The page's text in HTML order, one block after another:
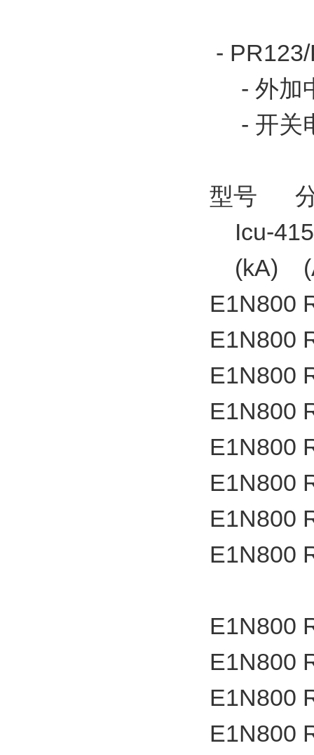
-
- 外加
- 开关
型号 分
Icu-
(kA)
E1N800
E1N800
E1N800
E1N800
E1N800
E1N800
E1N800
E1N800
E1N800
E1N800
E1N800
E1N800